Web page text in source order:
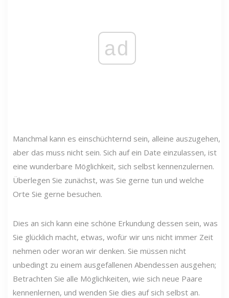
ad
Manchmal kann es einschüchternd sein, alleine auszugehen,
aber das muss nicht sein. Sich auf ein Date einzulassen, ist
eine wunderbare Möglichkeit, sich selbst kennenzulernen.
Überlegen Sie zunächst, was Sie gerne tun und welche
Orte Sie gerne besuchen.
Dies an sich kann eine schöne Erkundung dessen sein, was
Sie glücklich macht, etwas, wofür wir uns nicht immer Zeit
nehmen oder woran wir denken. Sie müssen nicht
unbedingt zu einem ausgefallenen Abendessen ausgehen;
Betrachten Sie alle Möglichkeiten, wie sich neue Paare
kennenlernen, und wenden Sie dies auf sich selbst an.